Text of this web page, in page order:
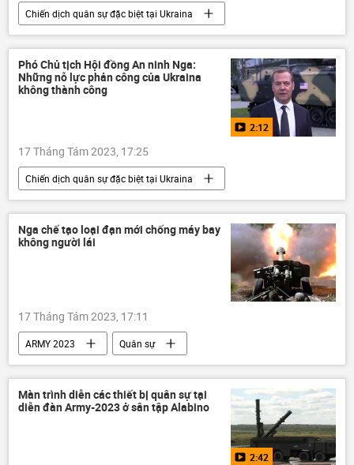
Chiến dịch quân sự đặc biệt tại Ukraina
bom chùm
lực lượng vũ trang
Ukraina
Cuộc khủng hoảng ở Ukraina
Nga
Donetsk
tấn công
Phó Chủ tịch Hội đồng An ninh Nga:
Những nỗ lực phản công của Ukraina
không thành công
2:12
17 Tháng Tám 2023, 17:25
Chiến dịch quân sự đặc biệt tại Ukraina
Video
Nga
Dmitry Medvedev
Ukraina
Cuộc khủng hoảng ở Ukraina
Bộ Quốc phòng Nga
Nga chế tạo loại đạn mới chống máy bay
không người lái
17 Tháng Tám 2023, 17:11
ARMY 2023
Quân sự
máy bay không người lái
Nga
sản xuất
Thế giới đạn
Màn trình diễn các thiết bị quân sự tại
diễn đàn Army-2023 ở sân tập Alabino
2:42